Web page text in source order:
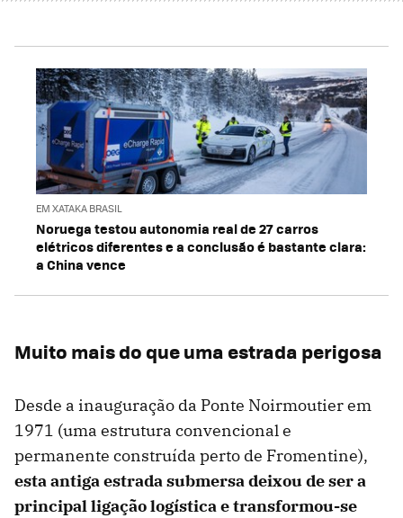
EM XATAKA BRASIL
Noruega testou autonomia real de 27 carros
elétricos diferentes e a conclusão é bastante clara:
a China vence
Muito mais do que uma estrada perigosa
Desde a inauguração da Ponte Noirmoutier em
1971 (uma estrutura convencional e
permanente construída perto de Fromentine),
esta antiga estrada submersa deixou de ser a
principal ligação logística e transformou-se